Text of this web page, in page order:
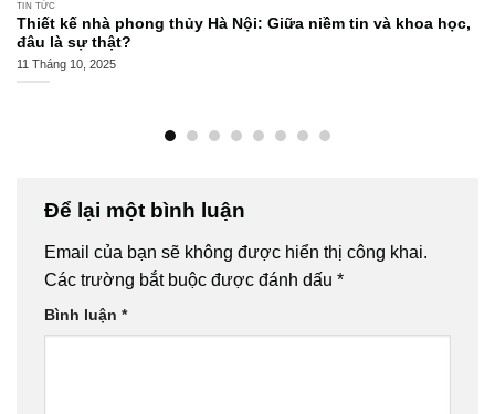
TIN TỨC
Thiết kế nhà phong thủy Hà Nội: Giữa niềm tin và khoa học,
đâu là sự thật?
11 Tháng 10, 2025
Để lại một bình luận
Email của bạn sẽ không được hiển thị công khai.
Các trường bắt buộc được đánh dấu *
Bình luận *